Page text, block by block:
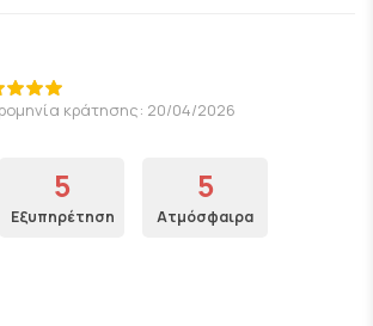
κράτησης: 20/04/2026
5
Εξυπηρέτηση
5
Ατμόσφαιρα